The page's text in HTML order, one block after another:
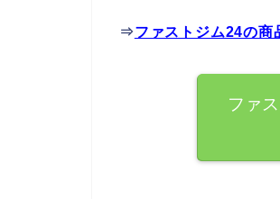
⇒ファストジム24の商
ファ